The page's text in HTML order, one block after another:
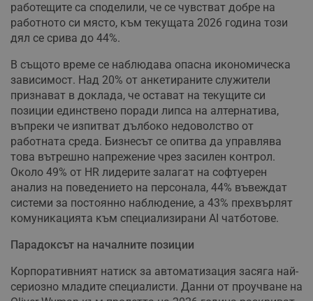
работещите са споделили, че се чувстват добре на
работното си място, към текущата 2026 година този
дял се срива до 44%.
В същото време се наблюдава опасна икономическа
зависимост. Над 20% от анкетираните служители
признават в доклада, че остават на текущите си
позиции единствено поради липса на алтернатива,
въпреки че изпитват дълбоко недоволство от
работната среда. Бизнесът се опитва да управлява
това вътрешно напрежение чрез засилен контрол.
Около 49% от HR лидерите залагат на софтуерен
анализ на поведението на персонала, 44% въвеждат
системи за постоянно наблюдение, а 43% прехвърлят
комуникацията към специализирани AI чатботове.
Парадоксът на началните позиции
Корпоративният натиск за автоматизация засяга най-
сериозно младите специалисти. Данни от проучване на